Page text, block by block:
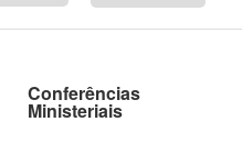
Conferências
Ministeriais